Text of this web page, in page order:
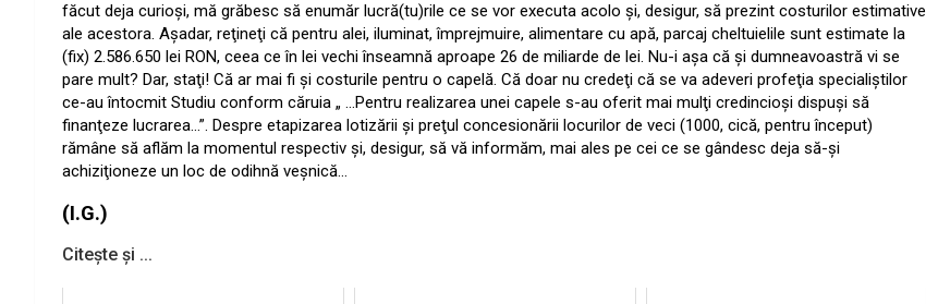
făcut deja curioşi, mă grăbesc să enumăr lucră(tu)rile ce se vor executa acolo şi, desigur, să prezint costurilor estimative
ale acestora. Aşadar, reţineţi că pentru alei, iluminat, împrejmuire, alimentare cu apă, parcaj cheltuielile sunt estimate la
(fix) 2.586.650 lei RON, ceea ce în lei vechi înseamnă aproape 26 de miliarde de lei. Nu-i aşa că şi dumneavoastră vi se
pare mult? Dar, staţi! Că ar mai fi şi costurile pentru o capelă. Că doar nu credeţi că se va adeveri profeţia specialiştilor
ce-au întocmit Studiu conform căruia „ …Pentru realizarea unei capele s-au oferit mai mulţi credincioşi dispuşi să
finanţeze lucrarea…”. Despre etapizarea lotizării şi preţul concesionării locurilor de veci (1000, cică, pentru început)
rămâne să aflăm la momentul respectiv şi, desigur, să vă informăm, mai ales pe cei ce se gândesc deja să-şi
achiziţioneze un loc de odihnă veşnică…
(I.G.)
Citește și ...